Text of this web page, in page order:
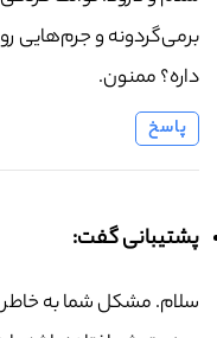
برمی‌گردونه و جرم‌هایی
داره؟ ممنون.
پاسخ
پشتیبانی گفت:
سلام. مشکل شما به